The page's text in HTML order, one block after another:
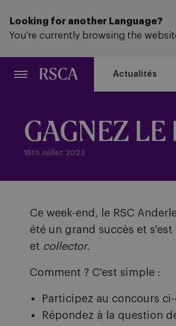
contenu
Looking for another Language?
You’re currently browsing the
Actualités
GAGNEZ
18th Juillet 2022
Ce week-end, le RSC
été un grand succès et
et collector.
Comment ? C'est simple :
Participez au concours
Répondez à la question